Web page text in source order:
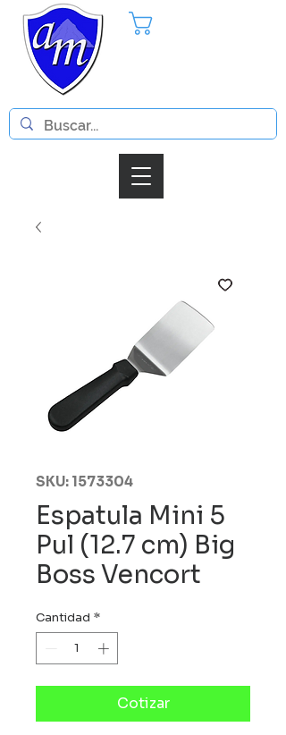
SKU: 1573304
Espatula Mini 5
Pul (12.7 cm) Big
Boss Vencort
Cantidad *
Cotizar